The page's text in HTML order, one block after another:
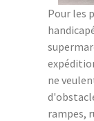
Pour les
ne
rampes,